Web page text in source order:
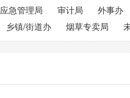
应急管理局 审计局 外事办
乡镇/街道办 烟草专卖局